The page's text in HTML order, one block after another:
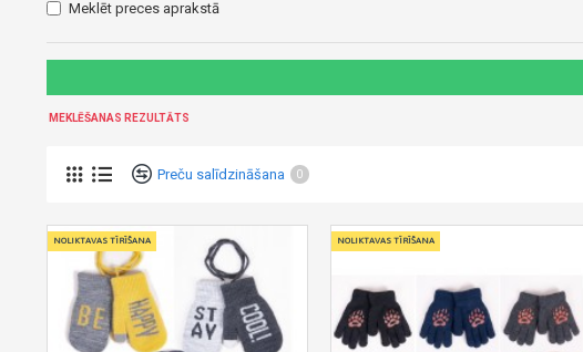
Meklēt preces aprakstā
MEKLĒŠANAS REZULTĀTS
Preču salīdzināšana 0
NOLIKTAVAS TĪRĪŠANA NOLIKTAVAS TĪRĪŠANA